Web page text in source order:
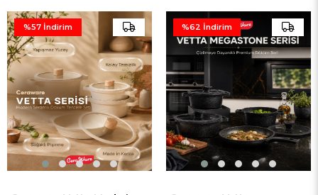
%57 İndirim %62 İndirim